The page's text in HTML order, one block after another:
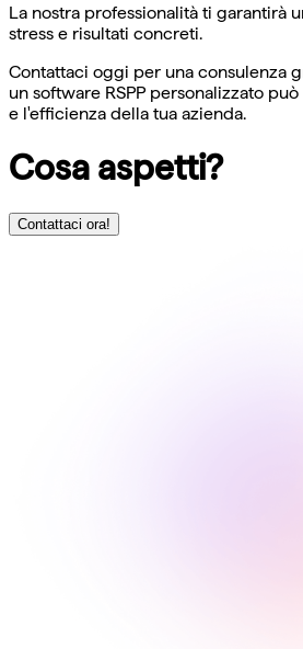
La nostra professionalità ti garantirà
stress e risultati concreti.
Contattaci oggi per una consulenza
un software RSPP personalizzato
e l'efficienza della tua azienda.
Cosa aspetti?
Contattaci ora!